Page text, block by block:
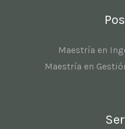
Maestría en
Maestría en